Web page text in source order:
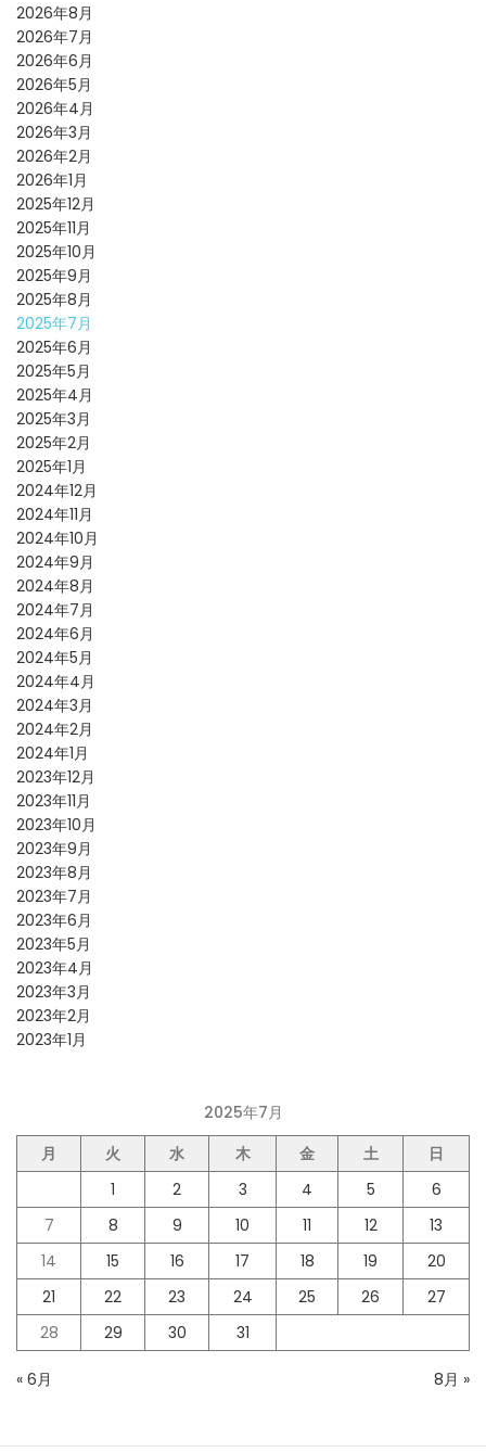
2026年8月
2026年7月
2026年6月
2026年5月
2026年4月
2026年3月
2026年2月
2026年1月
2025年12月
2025年11月
2025年10月
2025年9月
2025年8月
2025年7月
2025年6月
2025年5月
2025年4月
2025年3月
2025年2月
2025年1月
2024年12月
2024年11月
2024年10月
2024年9月
2024年8月
2024年7月
2024年6月
2024年5月
2024年4月
2024年3月
2024年2月
2024年1月
2023年12月
2023年11月
2023年10月
2023年9月
2023年8月
2023年7月
2023年6月
2023年5月
2023年4月
2023年3月
2023年2月
2023年1月
2025年7月
月
火 水 木 金 土
日
1
2 3 4 5
6
7
8 9 10 11 12
13
14
15 16 17 18 19
20
21
22 23 24 25 26
27
28
29 30 31
« 6月 8月 »